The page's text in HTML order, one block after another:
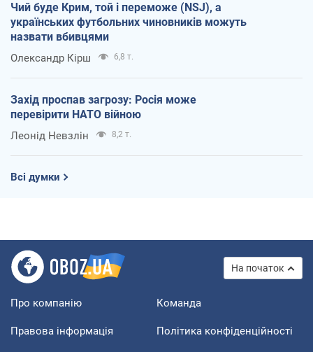
Чий буде Крим, той і переможе (NSJ), а
українських футбольних чиновників можуть
назвати вбивцями
Олександр Кірш 6,8 т.
Захід проспав загрозу: Росія може
перевірити НАТО війною
Леонід Невзлін 8,2 т.
Всі думки
На початок
Про компанію Команда
Правова інформація Політика конфіденційності